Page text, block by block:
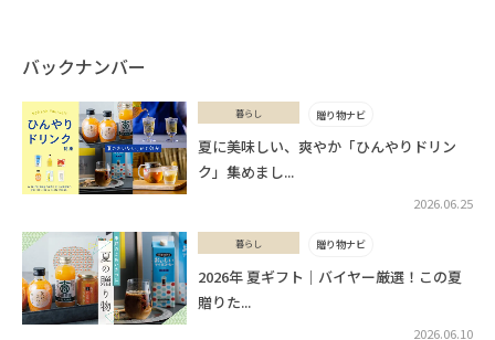
バックナンバー
暮らし
2026.06.25
夏に美味しい、爽やか「ひんやりドリン
ク」集めまし...
贈り物ナビ
暮らし
2026.06.10
2026年 夏ギフト｜バイヤー厳選！この夏
贈りた...
贈り物ナビ